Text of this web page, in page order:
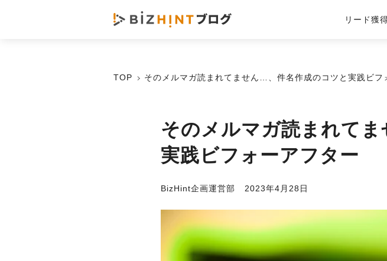
リード獲
TOP そのメルマガ読まれてません…、件名作成のコツと実践ビフ
そのメルマガ読まれて
実践ビフォーアフター
BizHint企画運営部 2023年4月28日